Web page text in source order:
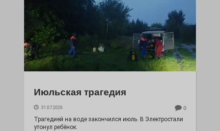
Июльская трагедия
31.07.2026 0
Трагедией на воде закончился июль. В Электростали
утонул ребёнок.